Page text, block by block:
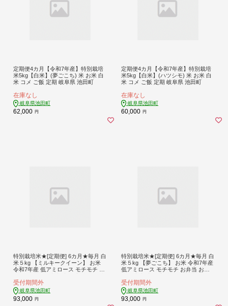
定期便4カ月【令和7年産】特別栽培
米5kg【白米】(夢ごこち) 米 お米 白
米 コメ ご飯 定期 岐阜県 池田町
在庫なし
岐阜県池田町
62,000 円
定期便4カ月【令和7年産】特別栽培
米5kg【白米】(ハツシモ) 米 お米 白
米 コメ ご飯 定期 岐阜県 池田町
在庫なし
岐阜県池田町
60,000 円
特別栽培米★[定期便] 6カ月★毎月 白
米５kg 【ミルキークイーン】 お米
令和7年産 低アミロース モチモチ お
質
受付期間外
岐阜県池田町
93,000 円
特別栽培米★[定期便] 6カ月★毎月 白
米５kg 【夢ごこち】 お米 令和7年産
低アミロース モチモチ お弁当 おに
受付期間外
岐阜県池田町
93,000 円